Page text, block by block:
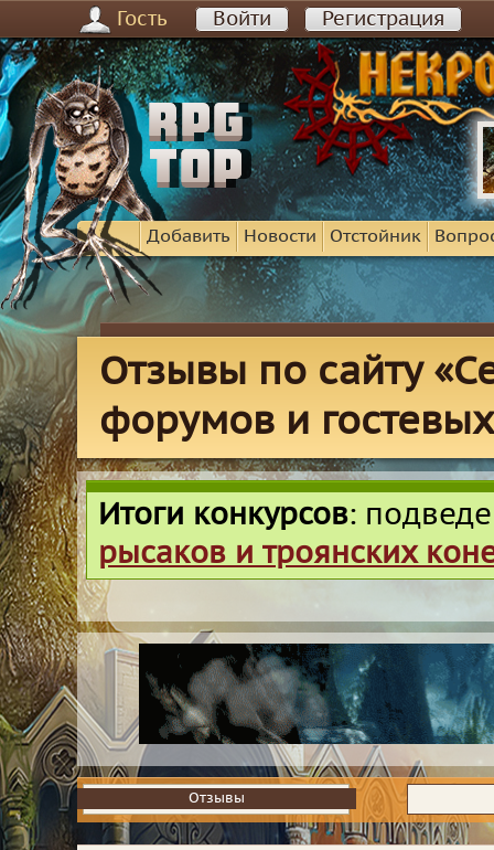
Гость Войти Регистрация
Добавить Новости Отстойник
Отзывы по сайту
форумов и
Итоги конкурсов:
рысаков и троянских
Отзывы
Отзывы